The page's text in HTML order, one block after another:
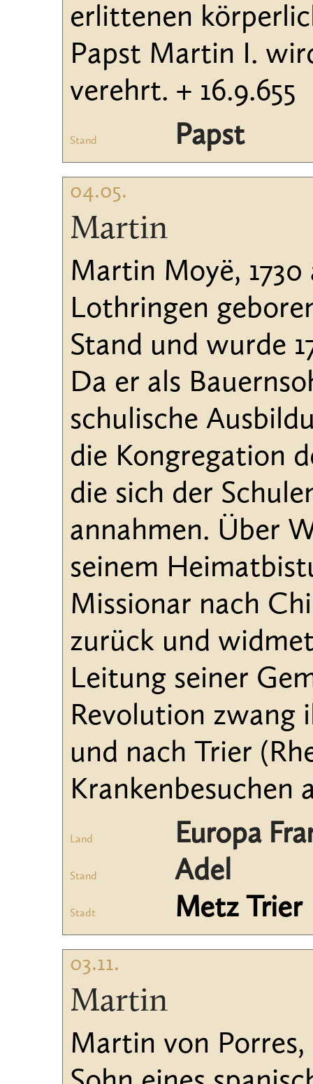
erlittenen
Papst Martin I.
verehrt. + 16.9.655
Stand Papst
04.05.
Martin
Martin Moyë,
Lothringen
Stand und wurde
Da er als
schulische
die Kongregation
die sich der
annahmen. Über
seinem
Missionar nach
zurück und
Leitung seiner
Revolution zwang
und nach Trier
Krankenbesuchen
Land Europa
Stand Adel
Stadt Metz Trier
03.11.
Martin
Martin von